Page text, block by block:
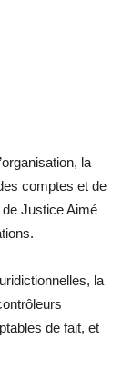
la
comptes et de
Justice Aimé
la
de fait, et